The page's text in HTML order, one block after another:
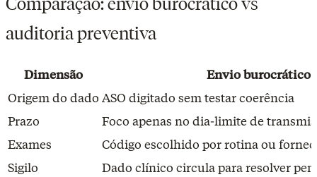
auditoria preventiva
Dimensão
Envio burocrático
Origem do dado ASO digitado sem testar coerência
Prazo
Foco apenas no dia-limite de
Exames
Código escolhido por rotina ou
Sigilo
Dado clínico circula para resolver